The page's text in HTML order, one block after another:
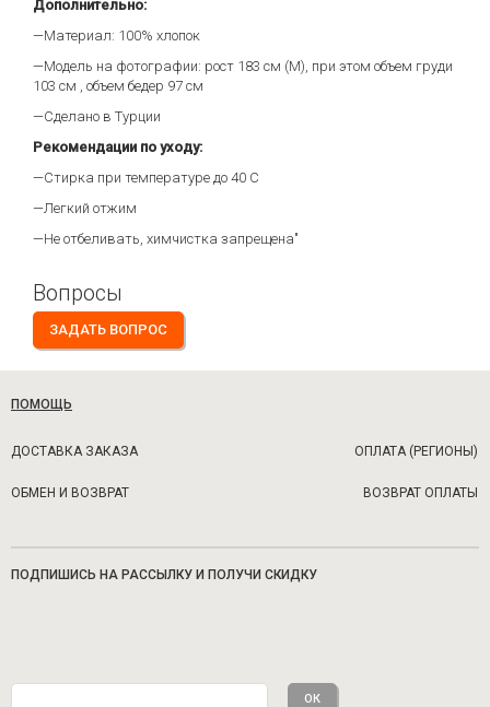
Дополнительно:
—Материал: 100% хлопок
—Модель на фотографии: рост 183 см (М), при этом объем груди
103 см , объем бедер 97 см
—Сделано в Турции
Рекомендации по уходу:
—Стирка при температуре до 40 С
—Легкий отжим
—Не отбеливать, химчистка запрещена"
Вопросы
ЗАДАТЬ ВОПРОС
ПОМОЩЬ
ДОСТАВКА ЗАКАЗА ОПЛАТА (РЕГИОНЫ)
ОБМЕН И ВОЗВРАТ ВОЗВРАТ ОПЛАТЫ
ПОДПИШИСЬ НА РАССЫЛКУ И ПОЛУЧИ СКИДКУ